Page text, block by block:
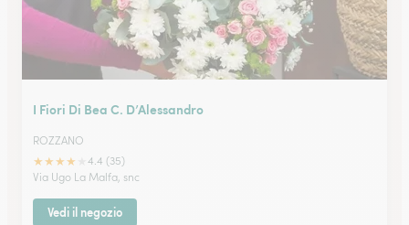
I Fiori Di Bea C. D’Alessandro
ROZZANO
★★★★
4.4 (35)
Via Ugo La Malfa, snc
Vedi il negozio